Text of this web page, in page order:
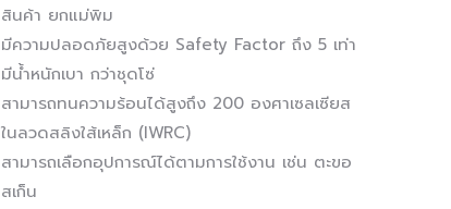
สินค้า ยกแม่พิม
มีความปลอดภัยสูงด้วย Safety Factor ถึง 5 เท่า
มีน้ำหนักเบา กว่าชุดโซ่
สามารถทนความร้อนได้สูงถึง 200 องศาเซลเซียส
ในลวดสลิงใส้เหล็ก (IWRC)
สามารถเลือกอุปการณ์ได้ตามการใช้งาน เช่น ตะขอ
สเก็น